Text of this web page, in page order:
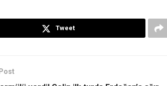
Tweet